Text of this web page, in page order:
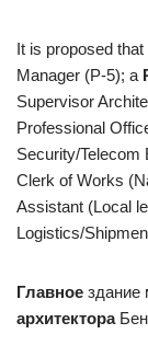
It is proposed
Manager (P-5); a
Supervisor
Professional
Security/Telecom
Clerk of Works
Assistant (Local
Logistics/
Главное здание
архитектора